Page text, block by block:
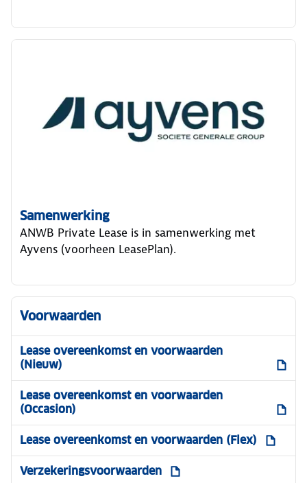
Samenwerking
ANWB Private Lease is in samenwerking met
Ayvens (voorheen LeasePlan).
Voorwaarden
Lease overeenkomst en voorwaarden
(Nieuw)
Lease overeenkomst en voorwaarden
(Occasion)
Lease overeenkomst en voorwaarden (Flex)
Verzekeringsvoorwaarden